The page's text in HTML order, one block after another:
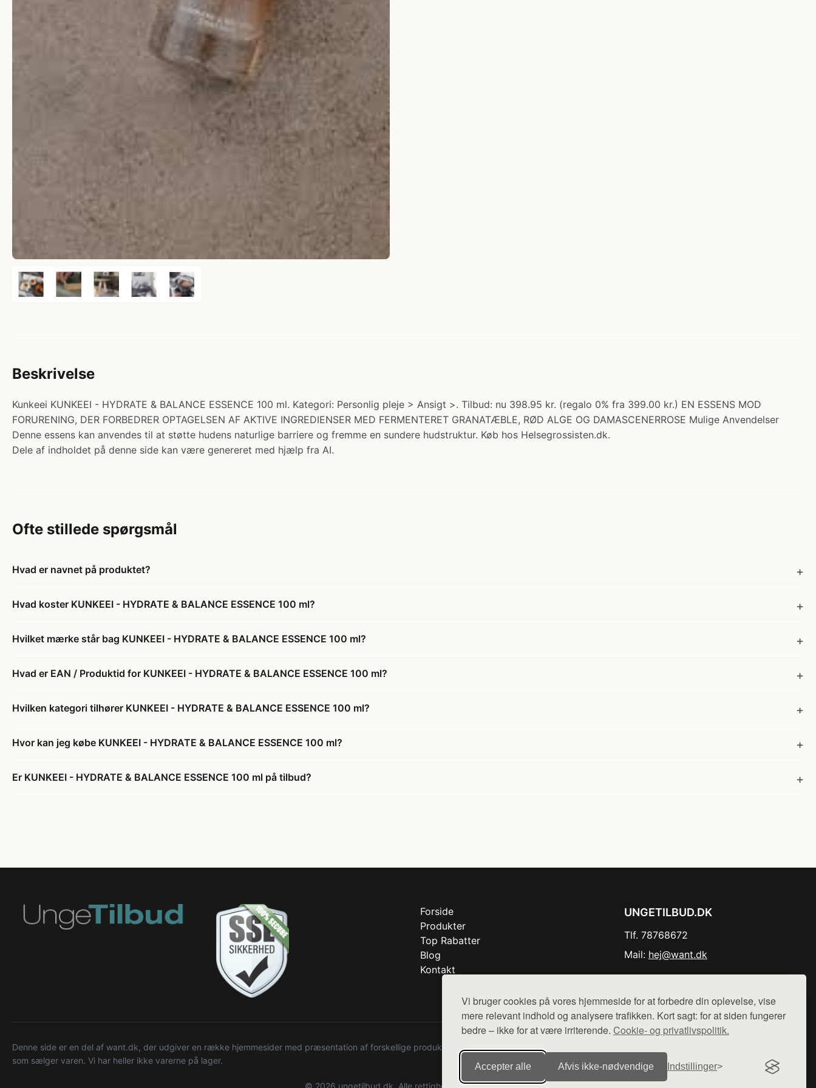
Vi bruger cookies på vores hjemmeside for at forbedre din oplevelse, vise
mere relevant indhold og analysere trafikken. Kort sagt: for at siden fungerer
bedre – ikke for at være irriterende. Cookie- og privatlivspolitik.
Accepter alle Afvis ikke‑nødvendige Indstillinger
Beskrivelse
Kunkeei KUNKEEI - HYDRATE & BALANCE ESSENCE 100 ml. Kategori: Personlig pleje > Ansigt >. Tilbud: nu 398.95 kr. (regalo 0% fra 399.00 kr.) EN ESSENS MOD
FORURENING, DER FORBEDRER OPTAGELSEN AF AKTIVE INGREDIENSER MED FERMENTERET GRANATÆBLE, RØD ALGE OG DAMASCENERROSE Mulige Anvendelser
Denne essens kan anvendes til at støtte hudens naturlige barriere og fremme en sundere hudstruktur. Køb hos Helsegrossisten.dk.
Dele af indholdet på denne side kan være genereret med hjælp fra AI.
Ofte stillede spørgsmål
Hvad er navnet på produktet?
Hvad koster KUNKEEI - HYDRATE & BALANCE ESSENCE 100 ml?
Hvilket mærke står bag KUNKEEI - HYDRATE & BALANCE ESSENCE 100 ml?
Hvad er EAN / Produktid for KUNKEEI - HYDRATE & BALANCE ESSENCE 100 ml?
Hvilken kategori tilhører KUNKEEI - HYDRATE & BALANCE ESSENCE 100 ml?
Hvor kan jeg købe KUNKEEI - HYDRATE & BALANCE ESSENCE 100 ml?
Er KUNKEEI - HYDRATE & BALANCE ESSENCE 100 ml på tilbud?
Forside
Produkter
Top Rabatter
Blog
Kontakt
UNGETILBUD.DK
Tlf. 78768672
Mail: hej@want.dk
Denne side er en del af want.dk, der udgiver en række hjemmesider med præsentation af forskellige produkter fra diverse webshops. Der sælges ikke varer fra denne side - vi henviser til de shops,
som sælger varen. Vi har heller ikke varerne på lager.
© 2026 ungetilbud.dk. Alle rettigheder forbeholdes.